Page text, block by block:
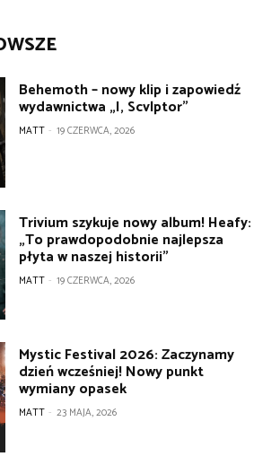
Behemoth – nowy klip i zapowiedź
wydawnictwa „I, Scvlptor”
MATT - 19 CZERWCA, 2026
Trivium szykuje nowy album! Heafy:
„To prawdopodobnie najlepsza
płyta w naszej historii”
MATT - 19 CZERWCA, 2026
Mystic Festival 2026: Zaczynamy
dzień wcześniej! Nowy punkt
wymiany opasek
MATT - 23 MAJA, 2026